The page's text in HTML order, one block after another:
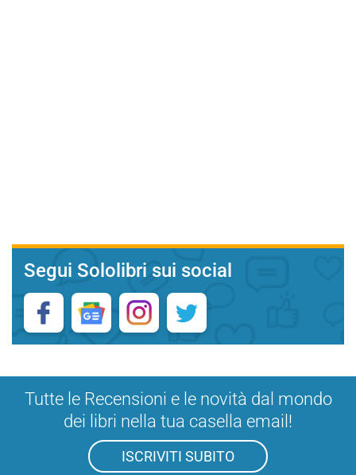
Segui Sololibri sui social
Tutte le Recensioni e le novità dal mondo
dei libri nella tua casella email!
ISCRIVITI SUBITO